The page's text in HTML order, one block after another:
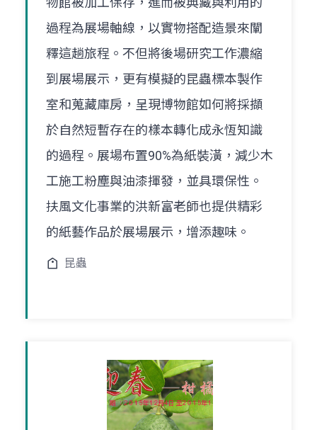
過程為展場軸線，以實物搭配造景來闡
釋這趟旅程。不但將後場研究工作濃縮
到展場展示，更有模擬的昆蟲標本製作
室和蒐藏庫房，呈現博物館如何將採擷
於自然短暫存在的樣本轉化成永恆知識
的過程。展場布置90%為紙裝潢，減少木
工施工粉塵與油漆揮發，並具環保性。
扶風文化事業的洪新富老師也提供精彩
的紙藝作品於展場展示，增添趣味。
昆蟲